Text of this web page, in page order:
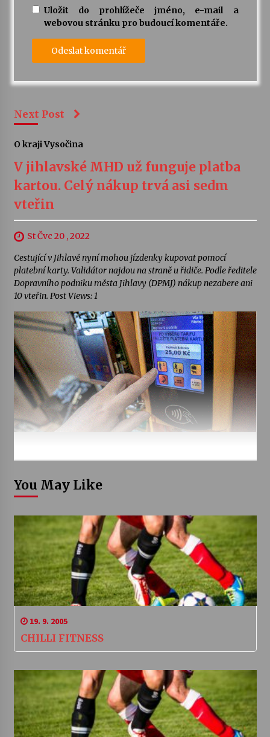
Uložit do prohlížeče jméno, e-mail a
webovou stránku pro budoucí komentáře.
Next Post
O kraji Vysočina
V jihlavské MHD už funguje platba
kartou. Celý nákup trvá asi sedm
vteřin
St Čvc 20 , 2022
Cestující v Jihlavě nyní mohou jízdenky kupovat pomocí
platební karty. Validátor najdou na straně u řidiče. Podle ředitele
Dopravního podniku města Jihlavy (DPMJ) nákup nezabere ani
10 vteřin. Post Views: 1
You May Like
19. 9. 2005
CHILLI FITNESS